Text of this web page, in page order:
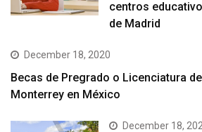
centros
de Madrid
December 18, 2020
Becas de Pregrado o Licenciatura
Monterrey en México
December 18,